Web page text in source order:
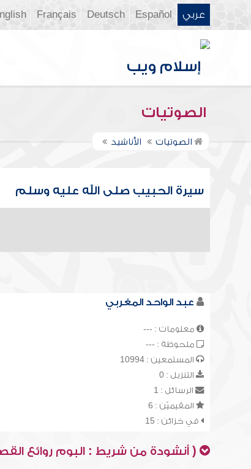
عربي Español
Deutsch
Français
الصوتيات
الصوتيات الأناشيد
سيرة الحبيب صلى الله عليه وسلم
عبد الواحد المغربي
معلومات : ---
ملحوظة : ---
المستمعين : 10994
التنزيل : 0
الرسائل : 1
المقيميّن : 6
في خزائن : 15
( أنشودة من شريط : البوم روائع